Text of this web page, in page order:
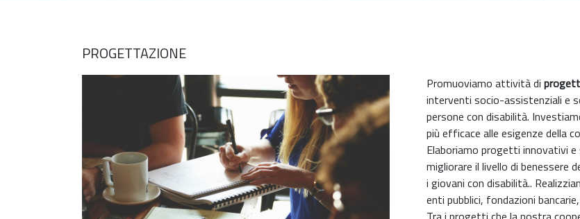
PROGETTAZIONE
Promuoviamo attività di
interventi socio-assistenziali e
persone con disabilità.
più efficace alle esigenze della
Elaboriamo progetti innovativi
migliorare il livello di benessere
i giovani con disabilità..
enti pubblici, fondazioni